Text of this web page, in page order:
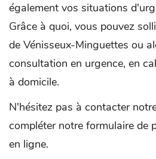
également vos situations
Grâce à quoi, vous pouvez
de Vénisseux-Minguettes ou
consultation en urgence, en
à domicile.
N'hésitez pas à contacter
compléter notre formulaire de
en ligne.